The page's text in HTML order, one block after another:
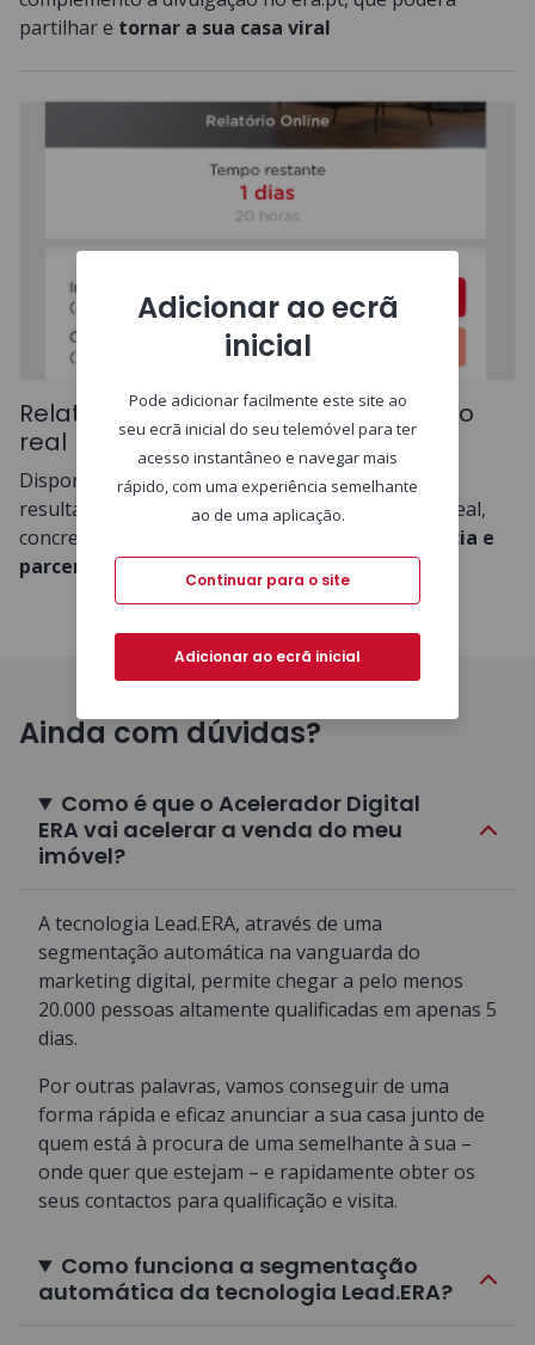
partilhar e tornar a sua casa viral
Relatório online atualizado em tempo
real
Disponibilizamos o acesso aos vários anúncios e
resultados da campanha da sua casa em tempo real,
concretizando os nossos valores de
transparência e
parceria com cada cliente ERA
Ainda com dúvidas?
Como é que o Acelerador Digital
ERA vai acelerar a venda do meu
imóvel?
A tecnologia Lead.ERA, através de uma
segmentação automática na vanguarda do
marketing digital, permite chegar a pelo menos
20.000 pessoas altamente qualificadas em apenas 5
dias.
Por outras palavras, vamos conseguir de uma
forma rápida e eficaz anunciar a sua casa junto de
quem está à procura de uma semelhante à sua –
onde quer que estejam – e rapidamente obter os
seus contactos para qualificação e visita.
Como funciona a segmentação
automática da tecnologia Lead.ERA?
Adicionar ao ecrã
inicial
Pode adicionar facilmente este site ao
seu ecrã inicial do seu telemóvel para ter
acesso instantâneo e navegar mais
rápido, com uma experiência semelhante
ao de uma aplicação.
Continuar para o site
Adicionar ao ecrã inicial